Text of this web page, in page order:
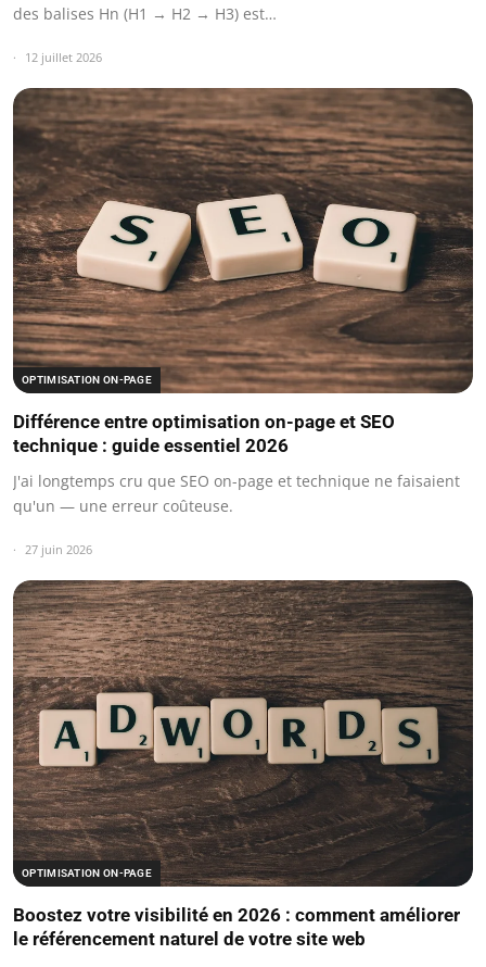
des balises Hn (H1 → H2 → H3) est…
12 juillet 2026
OPTIMISATION ON-PAGE
Différence entre optimisation on-page et SEO
technique : guide essentiel 2026
J'ai longtemps cru que SEO on-page et technique ne faisaient
qu'un — une erreur coûteuse.
27 juin 2026
OPTIMISATION ON-PAGE
Boostez votre visibilité en 2026 : comment améliorer
le référencement naturel de votre site web